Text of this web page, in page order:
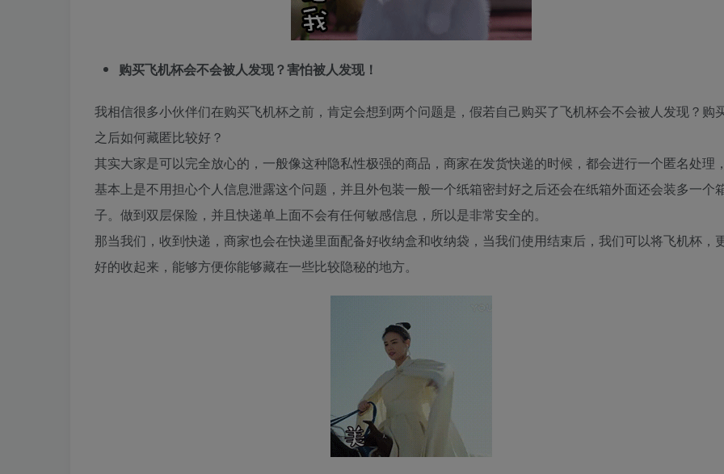
购买飞机杯会不会被人发现？害怕被人发现！
我相信很多小伙伴们在购买飞机杯之前，肯定会想到两个问题是，假若自己购买了飞机杯会不会被人发现？购
之后如何藏匿比较好？
其实大家是可以完全放心的，一般像这种隐私性极强的商品，商家在发货快递的时候，都会进行一个匿名处理
基本上是不用担心个人信息泄露这个问题，并且外包装一般一个纸箱密封好之后还会在纸箱外面还会装多一个
子。做到双层保险，并且快递单上面不会有任何敏感信息，所以是非常安全的。
那当我们，收到快递，商家也会在快递里面配备好收纳盒和收纳袋，当我们使用结束后，我们可以将飞机杯，
好的收起来，能够方便你能够藏在一些比较隐秘的地方。